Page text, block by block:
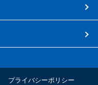
プライバシーポリシー